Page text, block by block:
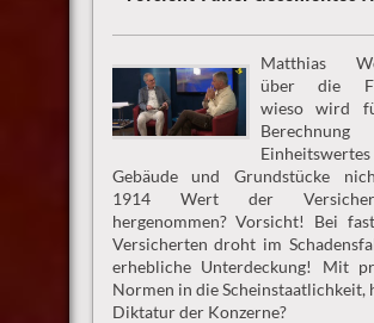
Matthias
über die
wieso wird
Gebäude und Grundstücke
1914 Wert der
hergenommen? Vorsicht! Bei
Versicherten droht im
erhebliche Unterdeckung! Mit
Normen in die Scheinstaatlichkeit,
Diktatur der Konzerne?